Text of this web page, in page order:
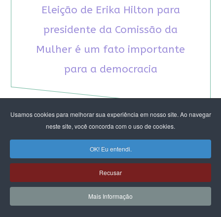
Usamos cookies para melhorar sua experiência em nosso site. Ao navegar
neste site, você concorda com o uso de cookies.
OK! Eu entendi.
Recusar
Mais Informação
Eleição de Erika Hilton para
presidente da Comissão da
Mulher é um fato importante
para a democracia
RECOMENDAMOS A LEITURA
August Nimtz prova que marxismo e
antirracismo são indissociáveis na luta
anticapitalista
Rap transfeminista radical argentino na FLIPEI